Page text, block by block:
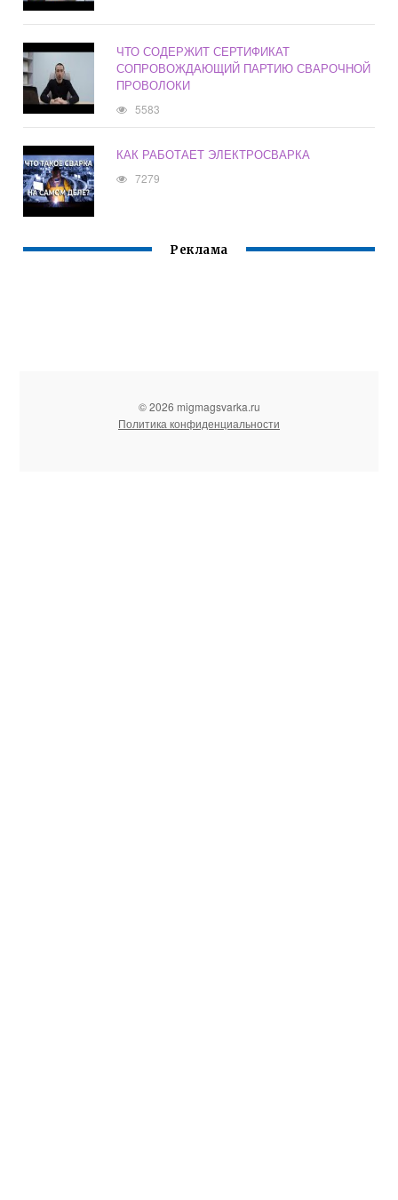
ЧТО СОДЕРЖИТ СЕРТИФИКАТ
СОПРОВОЖДАЮЩИЙ ПАРТИЮ СВАРОЧНОЙ
ПРОВОЛОКИ
5583
КАК РАБОТАЕТ ЭЛЕКТРОСВАРКА
7279
Реклама
© 2026 migmagsvarka.ru
Политика конфиденциальности